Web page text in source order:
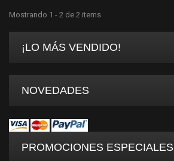
Mostrando 1 - 2 de 2 items
¡LO MÁS VENDIDO!
NOVEDADES
PROMOCIONES ESPECIALES